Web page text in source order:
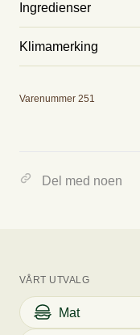
Ingredienser
Glass, longdrinkglass.
Klimamerking
Varenummer 251
Del med noen
VÅRT UTVALG
Mat